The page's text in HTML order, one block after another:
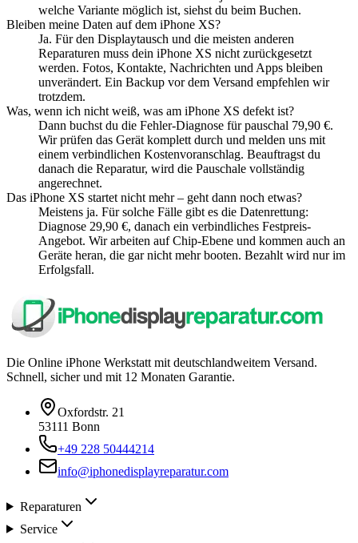
welche Variante möglich ist, siehst du beim Buchen.
Bleiben meine Daten auf dem iPhone XS?
Ja. Für den Displaytausch und die meisten anderen
Reparaturen muss dein iPhone XS nicht zurückgesetzt
werden. Fotos, Kontakte, Nachrichten und Apps bleiben
unverändert. Ein Backup vor dem Versand empfehlen wir
trotzdem.
Was, wenn ich nicht weiß, was am iPhone XS defekt ist?
Dann buchst du die Fehler-Diagnose für pauschal 79,90 €.
Wir prüfen das Gerät komplett durch und melden uns mit
einem verbindlichen Kostenvoranschlag. Beauftragst du
danach die Reparatur, wird die Pauschale vollständig
angerechnet.
Das iPhone XS startet nicht mehr – geht dann noch etwas?
Meistens ja. Für solche Fälle gibt es die Datenrettung:
Diagnose 29,90 €, danach ein verbindliches Festpreis-
Angebot. Wir arbeiten auf Chip-Ebene und kommen auch an
Geräte heran, die gar nicht mehr booten. Bezahlt wird nur im
Erfolgsfall.
Die Online iPhone Werkstatt mit deutschlandweitem Versand.
Schnell, sicher und mit 12 Monaten Garantie.
Oxfordstr. 21
53111 Bonn
+49 228 50444214
info@iphonedisplayreparatur.com
Reparaturen
Service